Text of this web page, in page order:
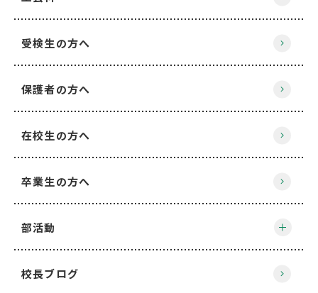
受検生の方へ
保護者の方へ
在校生の方へ
卒業生の方へ
部活動
校長ブログ